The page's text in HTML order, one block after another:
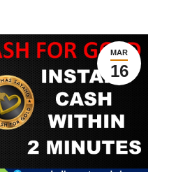
MAR
16